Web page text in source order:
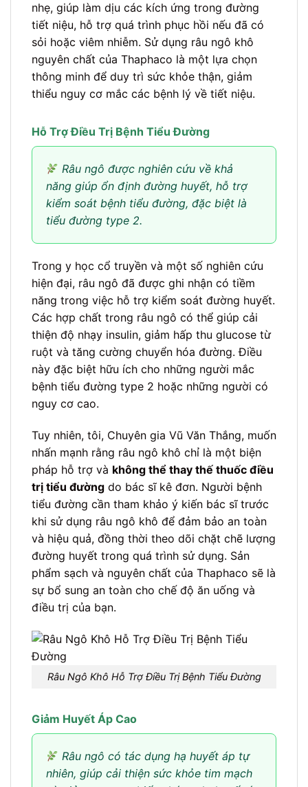
nhẹ, giúp làm dịu các kích ứng trong đường
tiết niệu, hỗ trợ quá trình phục hồi nếu đã có
sỏi hoặc viêm nhiễm. Sử dụng râu ngô khô
nguyên chất của Thaphaco là một lựa chọn
thông minh để duy trì sức khỏe thận, giảm
thiểu nguy cơ mắc các bệnh lý về tiết niệu.
Hỗ Trợ Điều Trị Bệnh Tiểu Đường
Râu ngô được nghiên cứu về khả
năng giúp ổn định đường huyết, hỗ trợ
kiểm soát bệnh tiểu đường, đặc biệt là
tiểu đường type 2.
Trong y học cổ truyền và một số nghiên cứu
hiện đại, râu ngô đã được ghi nhận có tiềm
năng trong việc hỗ trợ kiểm soát đường huyết.
Các hợp chất trong râu ngô có thể giúp cải
thiện độ nhạy insulin, giảm hấp thu glucose từ
ruột và tăng cường chuyển hóa đường. Điều
này đặc biệt hữu ích cho những người mắc
bệnh tiểu đường type 2 hoặc những người có
nguy cơ cao.
Tuy nhiên, tôi, Chuyên gia Vũ Văn Thắng, muốn
nhấn mạnh rằng râu ngô khô chỉ là một biện
pháp hỗ trợ và không thể thay thế thuốc điều
trị tiểu đường do bác sĩ kê đơn. Người bệnh
tiểu đường cần tham khảo ý kiến bác sĩ trước
khi sử dụng râu ngô khô để đảm bảo an toàn
và hiệu quả, đồng thời theo dõi chặt chẽ lượng
đường huyết trong quá trình sử dụng. Sản
phẩm sạch và nguyên chất của Thaphaco sẽ là
sự bổ sung an toàn cho chế độ ăn uống và
điều trị của bạn.
Râu Ngô Khô Hỗ Trợ Điều Trị Bệnh Tiểu Đường
Giảm Huyết Áp Cao
Râu ngô có tác dụng hạ huyết áp tự
nhiên, giúp cải thiện sức khỏe tim mạch